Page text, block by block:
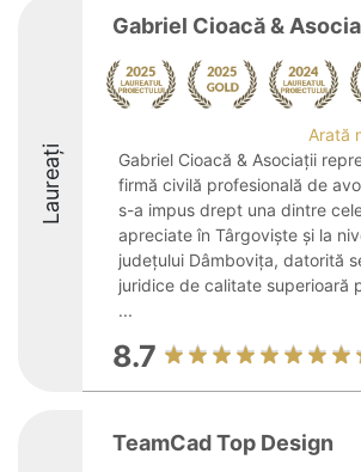
Laureați
Gabriel Cioacă &
Arată
Gabriel Cioacă & Asociații
firmă civilă profesională de
s-a impus drept una dintre
apreciate în Târgoviște și la
județului Dâmbovița, datorită
juridice de calitate superioară
...
8.7
TeamCad Top Design